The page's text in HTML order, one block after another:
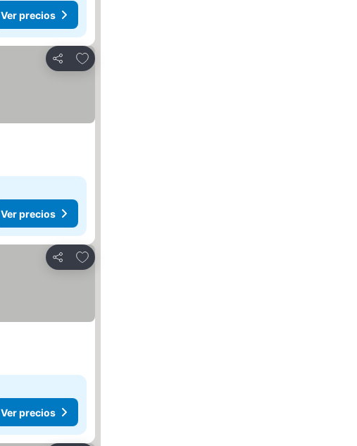
Ver precios
Compartir
Agregar a favoritos
Ver precios
Compartir
Agregar a favoritos
Ver precios